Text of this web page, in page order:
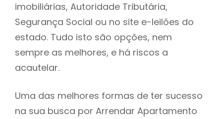
imobiliárias, Autoridade Tributária,
Segurança Social ou no site e-leilões do
estado. Tudo isto são opções, nem
sempre as melhores, e há riscos a
acautelar.
Uma das melhores formas de ter sucesso
na sua busca por Arrendar Apartamento